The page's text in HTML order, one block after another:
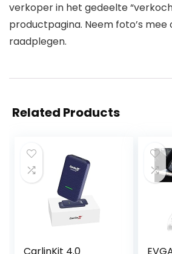
verkoper in het gedeelte
productpagina. Neem foto’s
raadplegen.
Related Products